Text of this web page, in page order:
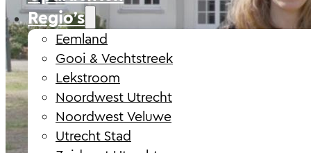
Regio’s
Eemland
Gooi & Vechtstreek
Lekstroom
Noordwest Utrecht
Noordwest Veluwe
Utrecht Stad